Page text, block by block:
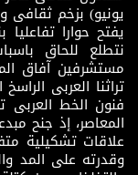
يونيو) بزخم ثقافى
يفتح حوارا تفاعليا
نتطلع للحاق
مستشرفين آفاق
تراثنا العربى
فنون الخط العربى
المعاصر، إذ جنح
علاقات تشكيلية
وقدرته على المد